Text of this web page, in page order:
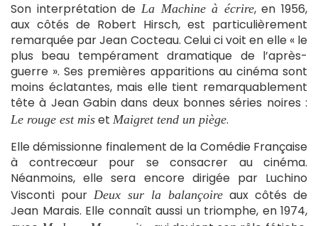
Son interprétation de La Machine à écrire, en 1956,
aux côtés de Robert Hirsch, est particulièrement
remarquée par Jean Cocteau. Celui ci voit en elle « le
plus beau tempérament dramatique de l’après-
guerre ». Ses premières apparitions au cinéma sont
moins éclatantes, mais elle tient remarquablement
tête à Jean Gabin dans deux bonnes séries noires :
Le rouge est mis et Maigret tend un piège.
Elle démissionne finalement de la Comédie Française
à contrecœur pour se consacrer au cinéma.
Néanmoins, elle sera encore dirigée par Luchino
Visconti pour Deux sur la balançoire aux côtés de
Jean Marais. Elle connaît aussi un triomphe, en 1974,